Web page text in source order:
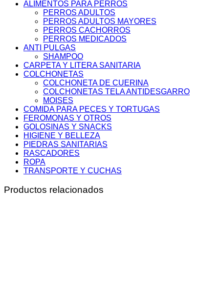
ALIMENTOS PARA PERROS
PERROS ADULTOS
PERROS ADULTOS MAYORES
PERROS CACHORROS
PERROS MEDICADOS
ANTI PULGAS
SHAMPOO
CARPETA Y LITERA SANITARIA
COLCHONETAS
COLCHONETA DE CUERINA
COLCHONETAS TELA ANTIDESGARRO
MOISES
COMIDA PARA PECES Y TORTUGAS
FEROMONAS Y OTROS
GOLOSINAS Y SNACKS
HIGIENE Y BELLEZA
PIEDRAS SANITARIAS
RASCADORES
ROPA
TRANSPORTE Y CUCHAS
Productos relacionados